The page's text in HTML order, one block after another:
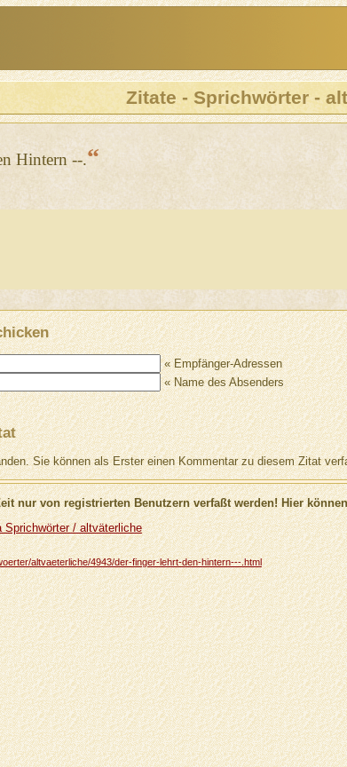
Zitate - Sprichwörter -
Hintern --.“
« Empfänger-Adressen
« Name des Absenders
Sie können als Erster einen Kommentar zu diesem Zitat
nur von registrierten Benutzern verfaßt werden! Hier
Sprichwörter / altväterliche
altvaeterliche/4943/der-finger-lehrt-den-hintern---.html